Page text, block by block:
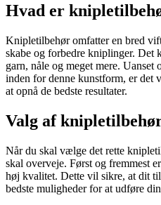
Hvad er
Knipletilbehør omfatter en bred
skabe og forbedre kniplinger. Det
garn, nåle og meget mere.
inden for denne kunstform, er det
at opnå de bedste resultater.
Valg af
Når du skal vælge det rette
skal overveje. Først og fremmest
høj kvalitet. Dette vil sikre, at dit
bedste muligheder for at udføre